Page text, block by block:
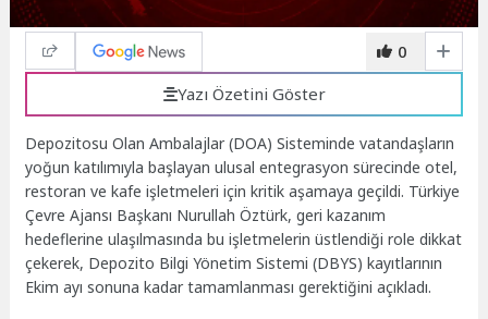
0
Yazı Özetini Göster
Depozitosu Olan Ambalajlar (DOA) Sisteminde vatandaşların
yoğun katılımıyla başlayan ulusal entegrasyon sürecinde otel,
restoran ve kafe işletmeleri için kritik aşamaya geçildi. Türkiye
Çevre Ajansı Başkanı Nurullah Öztürk, geri kazanım
hedeflerine ulaşılmasında bu işletmelerin üstlendiği role dikkat
çekerek, Depozito Bilgi Yönetim Sistemi (DBYS) kayıtlarının
Ekim ayı sonuna kadar tamamlanması gerektiğini açıkladı.